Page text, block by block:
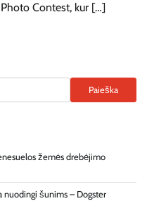
Contest, kur […]
Paieška
žemės drebėjimo
nuodingi šunims – Dogster